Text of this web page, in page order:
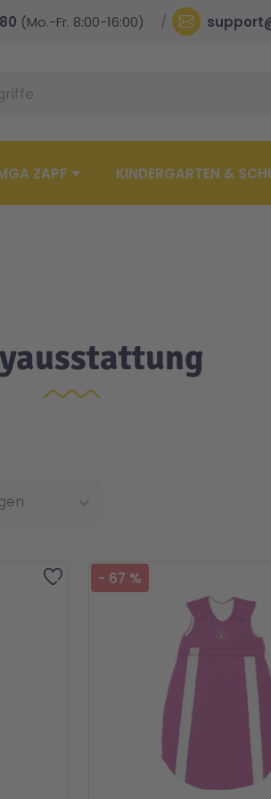
(Mo.-Fr. 8:00-16:00)
ZAPF KINDERGARTEN &
Zur Wunschliste hinzufügen
- 67 %